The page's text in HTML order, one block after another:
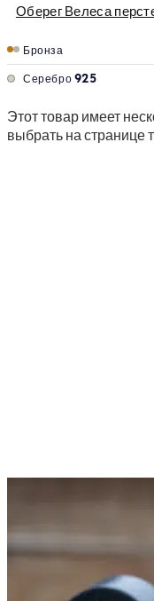
Оберег Велеса
Бронза
Серебро 925
Этот товар имеет
выбрать на странице